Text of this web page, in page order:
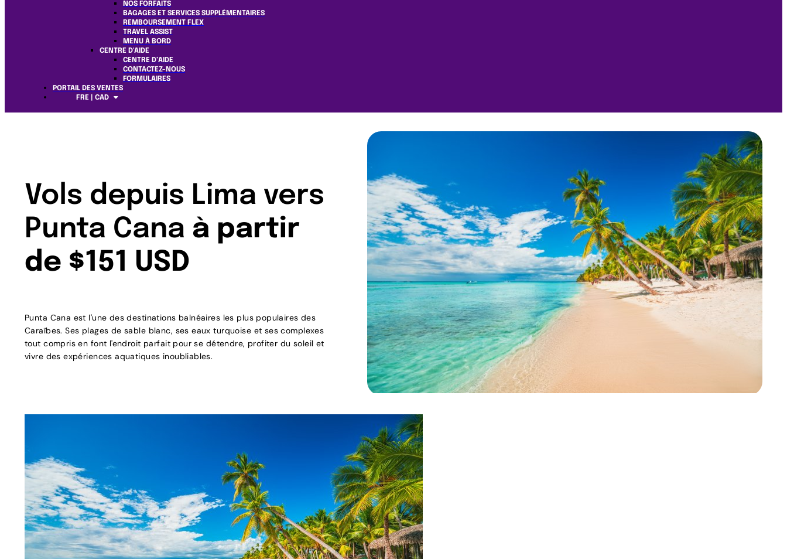
NOS FORFAITS
BAGAGES ET SERVICES SUPPLÉMENTAIRES
REMBOURSEMENT FLEX
TRAVEL ASSIST
MENU À BORD
CENTRE D'AIDE
CENTRE D’AIDE
CONTACTEZ-NOUS
FORMULAIRES
PORTAIL DES VENTES
FRE | CAD
Vols depuis Lima vers
Punta Cana à partir
de $151 USD
Punta Cana est l'une des destinations balnéaires les plus populaires des
Caraïbes. Ses plages de sable blanc, ses eaux turquoise et ses complexes
tout compris en font l'endroit parfait pour se détendre, profiter du soleil et
vivre des expériences aquatiques inoubliables.